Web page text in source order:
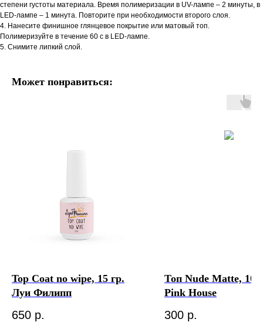
степени густоты материала. Время полимеризации в UV-лампе – 2 минуты, в
LED-лампе – 1 минута. Повторите при необходимости второго слоя.
4. Нанесите финишное глянцевое покрытие или матовый топ.
Полимеризуйте в течение 60 с в LED-лампе.
5. Снимите липкий слой.
Может понравиться:
Top Coat no wipe, 15 гр.
Луи Филипп
650 р.
Топ Nude Matte, 10
Pink House
300 р.